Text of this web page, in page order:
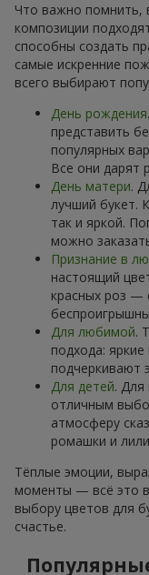
Что важно помнить,
композиции
способны создать
самые искренние
всего выбирают
День рождения
представить
популярных
Все они дарят
День матери.
лучший букет.
так и яркой.
можно
Признание в
настоящий
красных роз —
Для любимой.
подхода:
подчеркивают
Для детей. Для
отличным
атмосферу
ромашки и
Тёплые эмоции,
моменты — всё это
выбору цветов для
счастье.